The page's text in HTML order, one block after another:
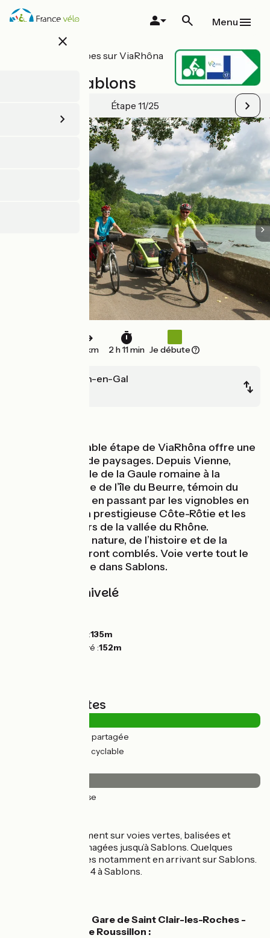
Aller
au
close
Menu
Toutes les étapes sur ViaRhôna
Vienne / Sablons
Étape 11/25
33 km 2 h 11 min Je débute
Saint-Romain-en-Gal
Cette remarquable étape de ViaRhôna offre une
grande variété de paysages. Depuis Vienne,
ancienne capitale de la Gaule romaine à la
réserve naturelle de l’île du Beurre, témoin du
Rhône sauvage, en passant par les vignobles en
terrasse, dont la prestigieuse Côte-Rôtie et les
premiers vergers de la vallée du Rhône.
Amoureux de la nature, de l’histoire et de la
gastronomie seront comblés. Voie verte tout le
long sauf l'entrée dans Sablons.
Pentes et dénivelé
Point le plus bas :135m
Point le plus élevé :152m
Types de routes
(25%) Route partagée
(75%) Voie cyclable
(100%) Lisse
Etape essentiellement sur voies vertes, balisées et
entièrement aménagées jusqu’à Sablons. Quelques
portions sur routes notamment en arrivant sur Sablons.
Prudence sur la D 4 à Sablons.
Gare de Vienne - Gare de Saint Clair-les-Roches -
Gare du Péage de Roussillon :